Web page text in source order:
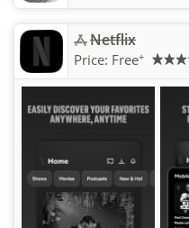
Netflix
Price: Free+